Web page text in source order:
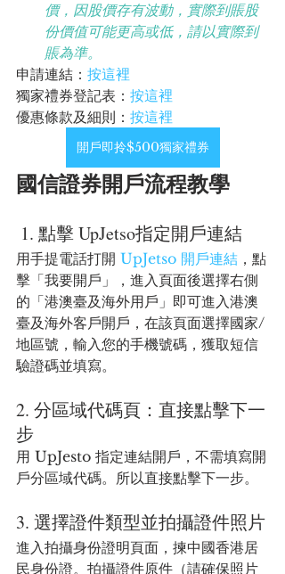
價，因股價存有波動，實際到賬股
份價值可能更高或低，請以實際到
賬為準。
申請連結： 按這裡
獨家禮券登記表： 按這裡
優惠條款及細則： 按這裡
開戶即拎$500獨家禮券
國信證券開戶流程教學
1. 點擊 UpJetso指定開戶連結
用手提電話打開 UpJetso 開戶連結 ，點
擊「我要開戶」，進入頁面後選擇右側
的「港澳臺及海外用戶」即可進入港澳
臺及海外客戶開戶，在該頁面選擇國家/
地區號，輸入您的手機號碼，獲取短信
驗證碼並填寫。
2. 分區域代碼頁：直接點擊下一
步
用 UpJesto 指定連結開戶，不需填寫開
戶分區域代碼。所以直接點擊下一步。
3. 選擇證件類型並拍攝證件照片
進入拍攝身份證明頁面，揀中國香港居
民身份證。拍攝證件原件（請確保照片